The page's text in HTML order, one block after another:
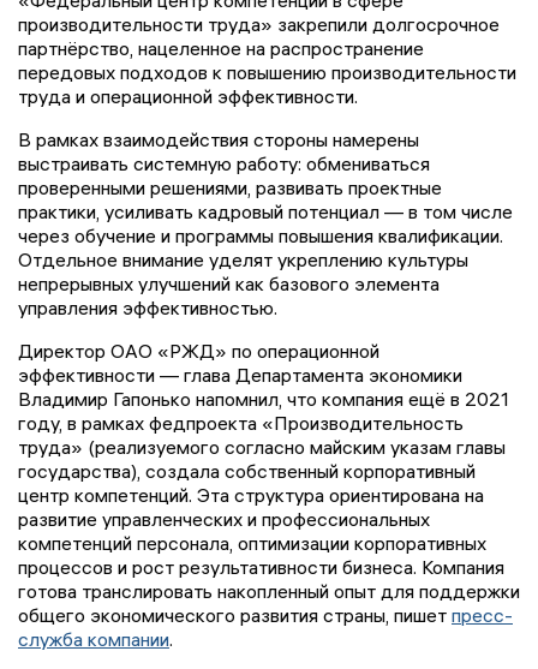
производительности труда» закрепили долгосрочное
партнёрство, нацеленное на распространение
передовых подходов к повышению производительности
труда и операционной эффективности.
В рамках взаимодействия стороны намерены
выстраивать системную работу: обмениваться
проверенными решениями, развивать проектные
практики, усиливать кадровый потенциал — в том числе
через обучение и программы повышения квалификации.
Отдельное внимание уделят укреплению культуры
непрерывных улучшений как базового элемента
управления эффективностью.
Директор ОАО «РЖД» по операционной
эффективности — глава Департамента экономики
Владимир Гапонько напомнил, что компания ещё в 2021
году, в рамках федпроекта «Производительность
труда» (реализуемого согласно майским указам главы
государства), создала собственный корпоративный
центр компетенций. Эта структура ориентирована на
развитие управленческих и профессиональных
компетенций персонала, оптимизации корпоративных
процессов и рост результативности бизнеса. Компания
готова транслировать накопленный опыт для поддержки
общего экономического развития страны, пишет пресс-
служба компании.